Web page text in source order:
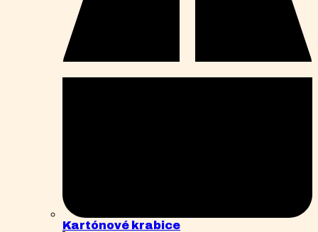
Kartónové krabice